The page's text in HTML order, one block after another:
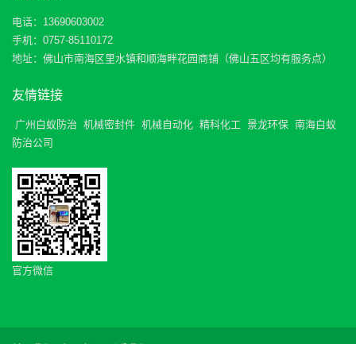
电话：13690603002
手机：0757-85110172
地址：佛山市南海区里水镇和顺海畔花园商铺（佛山五区均有服务点）
友情链接
广州白蚁防治 机械密封件 机械自动化 精科化工 景龙环保 南海白蚁
防治公司
官方微信